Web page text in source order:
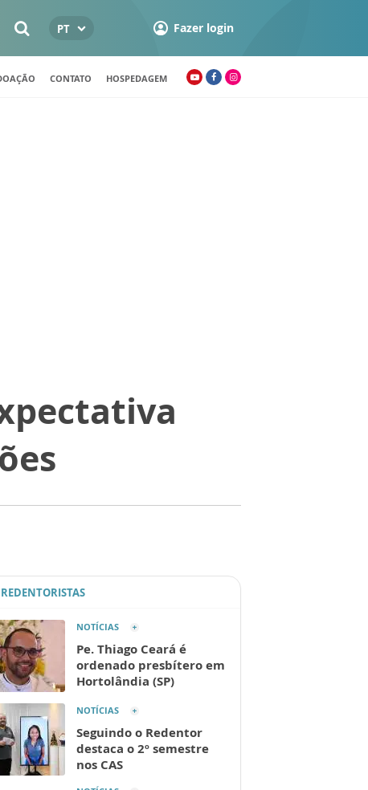
PT Fazer login
CONTATO HOSPEDAGEM
NOTÍCIAS
Pe. Thiago Ceará é
ordenado presbítero em
Hortolândia (SP)
NOTÍCIAS
Seguindo o Redentor
destaca o 2º semestre
nos CAS